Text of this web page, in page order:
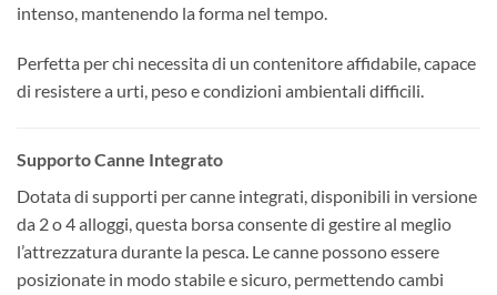
intenso, mantenendo la forma nel tempo.
Perfetta per chi necessita di un contenitore affidabile, capace
di resistere a urti, peso e condizioni ambientali difficili.
Supporto Canne Integrato
Dotata di supporti per canne integrati, disponibili in versione
da 2 o 4 alloggi, questa borsa consente di gestire al meglio
l’attrezzatura durante la pesca. Le canne possono essere
posizionate in modo stabile e sicuro, permettendo cambi